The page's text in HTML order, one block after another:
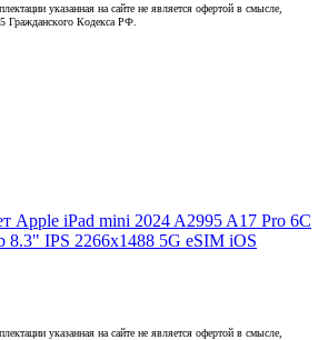
указанная на сайте не является офертой в смысле,
Гражданского Кодекса РФ.
Apple iPad mini 2024 A2995 A17 Pro 6С
IPS 2266x1488 5G eSIM iOS
указанная на сайте не является офертой в смысле,